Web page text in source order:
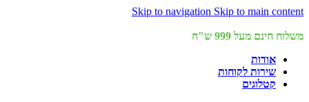
Skip to navigation Skip to main content
משלוח חינם מעל 999 ש"ח
אודות
שירות לקוחות
קטלוגים